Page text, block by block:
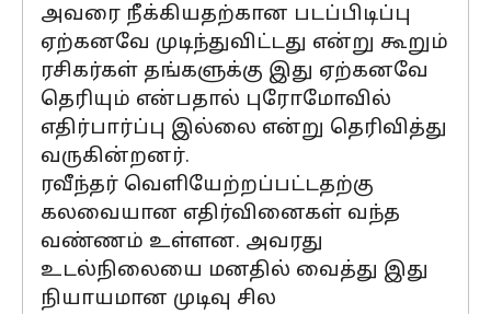
அவரை நீக்கியதற்கான படப்பிடிப்பு
ஏற்கனவே முடிந்துவிட்டது என்று கூறும்
ரசிகர்கள் தங்களுக்கு இது ஏற்கனவே
தெரியும் என்பதால் புரோமோவில்
எதிர்பார்ப்பு இல்லை என்று தெரிவித்து
வருகின்றனர்.
ரவீந்தர் வெளியேற்றப்பட்டதற்கு
கலவையான எதிர்வினைகள் வந்த
வண்ணம் உள்ளன. அவரது
உடல்நிலையை மனதில் வைத்து இது
நியாயமான முடிவு சில